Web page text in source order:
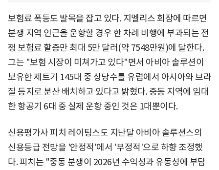
보험료 폭등도 발목을 잡고 있다. 지멜리스 회장에 따르면
분쟁 지역 인근을 운항할 경우 한 차례 비행에 부과되는 전
쟁 보험료 할증만 최대 5만 달러(약 7548만원)에 달한다.
그는 "보험 시장이 미쳐가고 있다"면서 아비아 솔루션이
보유한 제트기 145대 중 상당수를 유럽에서 아시아와 브라
질 등지로 분산 배치하고 있다고 밝혔다. 중동 지역에 임대
한 항공기 6대 중 실제 운항 중인 것은 1대뿐이다.
신용평가사 피치 레이팅스도 지난달 아비아 솔루션스의
신용등급 전망을 '안정적'에서 '부정적'으로 하향 조정했
다. 피치는 "중동 분쟁이 2026년 수익성과 유동성에 부담